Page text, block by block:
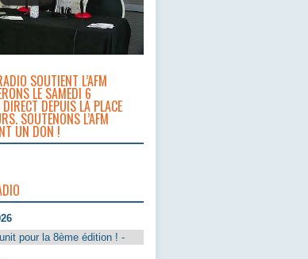
SOUTIENT L’AFM
LE SAMEDI 6
DEPUIS LA PLACE
SOUTENONS L’AFM
UN DON !
pour la 8ème édition ! -